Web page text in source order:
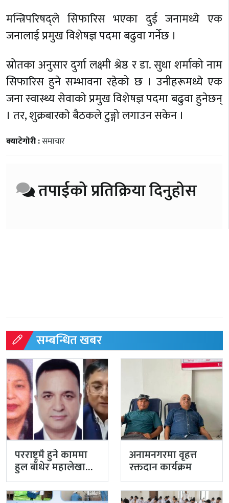
मन्त्रिपरिषद्ले सिफारिस भएका दुई जनामध्ये एक
जनालाई प्रमुख विशेषज्ञ पदमा बढुवा गर्नेछ ।
स्रोतका अनुसार दुर्गा लक्ष्मी श्रेष्ठ र डा. सुधा शर्माको नाम
सिफारिस हुने सम्भावना रहेको छ । उनीहरूमध्ये एक
जना स्वास्थ्य सेवाको प्रमुख विशेषज्ञ पदमा बढुवा हुनेछन्
। तर, शुक्रबारकाे बैठकले टुङ्गो लगाउन सकेन ।
क्याटेगोरी :समाचार
तपाईको प्रतिक्रिया दिनुहोस
सम्बन्धित खबर
परराष्ट्रमै हुने काममा
हुल बाँधेर महालेखा
नियन्त्रक कार्यालयको
टोली मिसन…
अनामनगरमा वृहत्त
रक्तदान कार्यक्रम